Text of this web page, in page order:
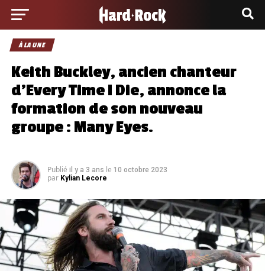
À LA UNE
Keith Buckley, ancien chanteur
d’Every Time I Die, annonce la
formation de son nouveau
groupe : Many Eyes.
Publié il y a 3 ans le 10 octobre 2023
par Kylian Lecore